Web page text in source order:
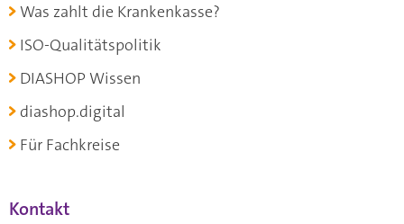
Was zahlt die Krankenkasse?
ISO-Qualitätspolitik
DIASHOP Wissen
diashop.digital
Für Fachkreise
Kontakt